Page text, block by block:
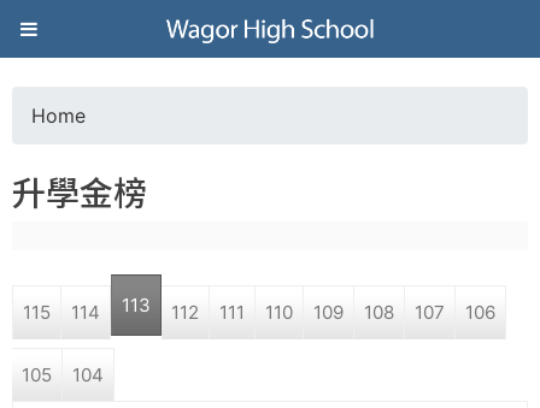
Jump to navigation
葳
格
高
學
o
a
r
Home
升學金榜
115 114 113 112 111 110 109 108 107 106
105 104